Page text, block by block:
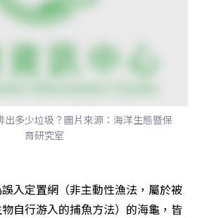
出多少垃圾？圖片來源：海洋生態暨保
育研究室
入定置網（非主動性漁法，屬於被
自行游入的捕魚方法）的海龜，皆